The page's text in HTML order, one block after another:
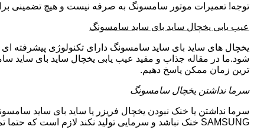
توجه! تعمیرات موتور سامسونگ به صرفه نیست و هیچ تضمینی
عیب یابی یخچال ساید بای ساید سامسونگ
یخچال های ساید بای ساید سامسونگ دارای تکنولوژی پیشرفته
شود.ما در مقاله جذاب و مفید عیب یابی یخچال ساید بای ساید
ترین زمان ممکن پاسخ دهیم.
سرما نداشتن یخچال سامسونگ
سرما نداشتن یا خنک نبودن یخچال فریزر یا ساید بای ساید
SAMSUNG خنک نباشد و سرمایی تولید نکند لازم است که حتما تمام موارد زیر توسط تکنیسین تعمیرات یخچال سامسونگ بررسی گردد: